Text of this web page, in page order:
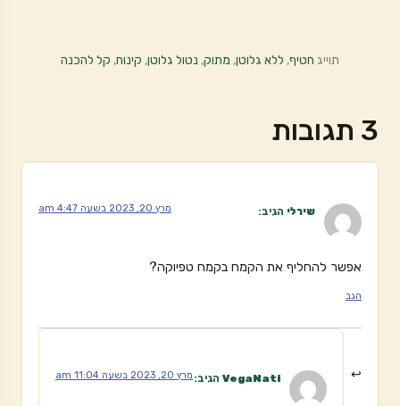
תוייג חטיף, ללא גלוטן, מתוק, נטול גלוטן, קינוח, קל להכנה
3 תגובות
שירלי הגיב: מרץ 20, 2023 בשעה 4:47 am
אפשר להחליף את הקמח בקמח טפיוקה?
הגב
VegaNati הגיב: מרץ 20, 2023 בשעה 11:04 am